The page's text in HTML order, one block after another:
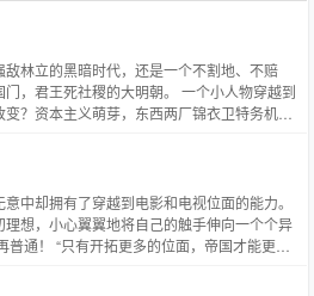
林立的黑暗时代，还是一个不割地、不赔
，君王死社稷的大明朝。 一个小人物穿越到
？资本主义萌芽，东西两厂锦衣卫特务机
经开始上传，求收藏，求推荐，各种求！
中却拥有了穿越到电影和电视位面的能力。
想，小心翼翼地将自己的触手伸向一个个异
通！ “只有开拓更多的位面，帝国才能更加